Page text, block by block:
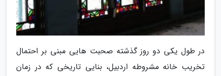
در طول یکی دو روز گذشته صحبت هایی مبنی بر احتمال
تخریب خانه مشروطه اردبیل، بنایی تاریخی که در زمان